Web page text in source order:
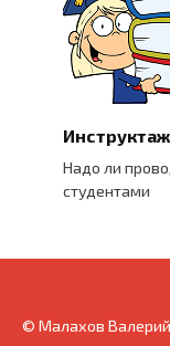
Надо ли
студентами
© Малахов